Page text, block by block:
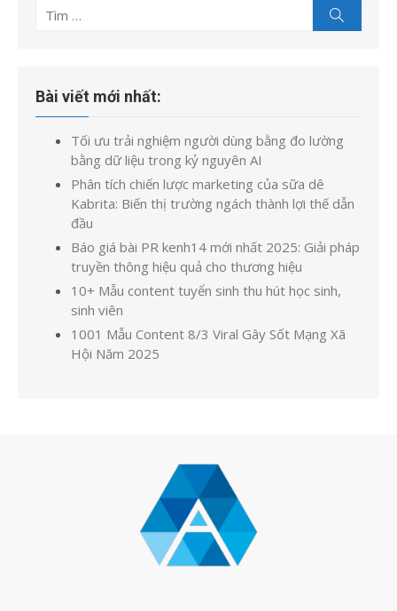
Tìm
kiếm
Bài viết mới nhất:
Tối ưu trải nghiệm người dùng bằng đo lường
bằng dữ liệu trong kỷ nguyên AI
Phân tích chiến lược marketing của sữa dê
Kabrita: Biến thị trường ngách thành lợi thế dẫn
đầu
Báo giá bài PR kenh14 mới nhất 2025: Giải pháp
truyền thông hiệu quả cho thương hiệu
10+ Mẫu content tuyển sinh thu hút học sinh,
sinh viên
1001 Mẫu Content 8/3 Viral Gây Sốt Mạng Xã
Hội Năm 2025